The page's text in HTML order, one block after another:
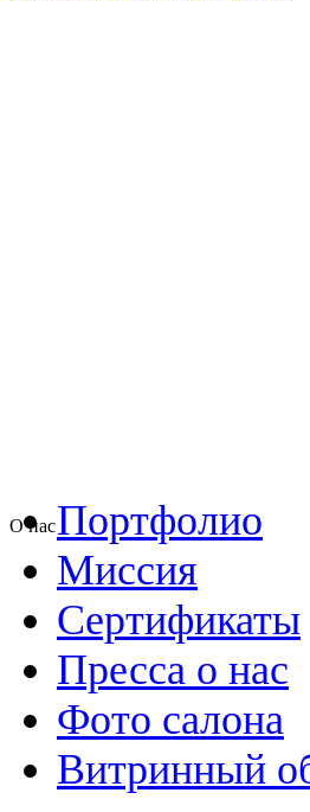
О насПортфолио
Миссия
Сертификаты
Пресса о нас
Фото салона
Витринный